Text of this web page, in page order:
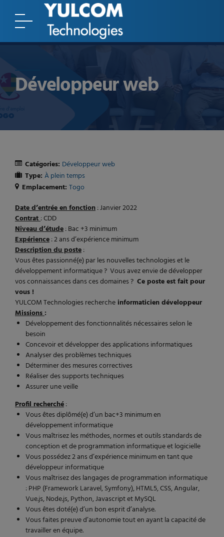
Développeur web
Catégories: Développeur web
Type: À plein temps
Emplacement: Togo
Date d’entrée en fonction: Janvier 2022
Contrat: CDD
Niveau d’étude: Bac +3 minimum
Expérience: 2 ans d’expérience minimum
Description du poste:
Vous êtes passionné(e) par les nouvelles technologies et le
développement informatique ? Vous avez envie de développer
vos connaissances dans ces domaines ? Ce poste est fait pour
vous !
YULCOM Technologies recherche informaticien développeur
Missions:
Développement des fonctionnalités nécessaires selon le
besoin
Concevoir et développer des applications informatiques
Analyser des problèmes techniques
Déterminer des mesures correctives
Réaliser des supports techniques
Assurer une veille
Profil recherché:
Vous êtes diplômé(e) d’un bac+3 minimum en
développement informatique
Vous maîtrisez les méthodes, normes et outils standards de
conception et de programmation informatique et logicielle
Vous possédez 2 ans d’expérience minimum en tant que
développeur informatique
Vous maîtrisez des langages de programmation informatique
: PHP (Framework Laravel, Symfony), HTML5, CSS, Angular,
Vue.js, Node.js, Python, Javascript et MySQL
Vous êtes doté(e) d’un bon esprit d’analyse.
Vous faites preuve d’autonomie tout en ayant la capacité de
travailler en équipe.